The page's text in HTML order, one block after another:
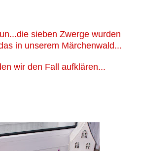
sieben Zwerge wurden
in unserem Märchenwald...
wir den Fall aufklären...